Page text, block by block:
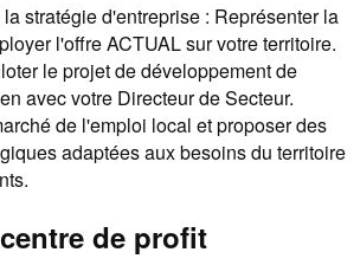
stratégie d'entreprise : Représenter la
l'offre ACTUAL sur votre territoire.
le projet de développement de
avec votre Directeur de Secteur.
de l'emploi local et proposer des
adaptées aux besoins du territoire
de profit